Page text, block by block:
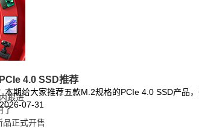
4.0 SSD推荐
期给大家推荐五款M.2规格的PCIe 4.0 SSD产品
2026-07-31
跟进
了
品正式开售